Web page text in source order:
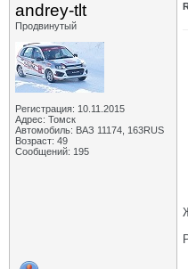
andrey-tlt
Продвинутый
Регистрация: 10.11.2015
Адрес: Томск
Автомобиль: ВАЗ 11174, 163RUS
Возраст: 49
Сообщений: 195